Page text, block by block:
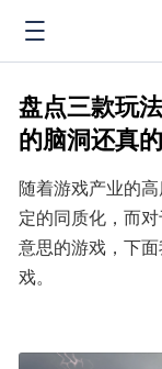
盘点三款玩
的脑洞还真
随着游戏产业的
定的同质化，而
意思的游戏，下
戏。